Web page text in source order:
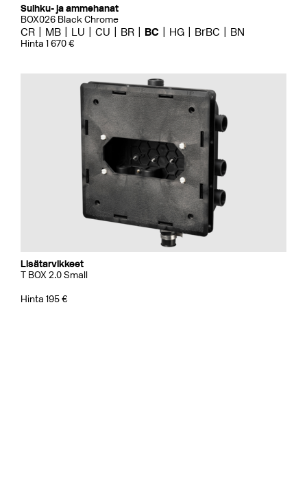
Suihku- ja ammehanat
BOX026 Black Chrome
CR MB LU CU BR BC HG BrBC BN
Hinta 1 670 €
Lisätarvikkeet
T BOX 2.0 Small
Hinta 195 €